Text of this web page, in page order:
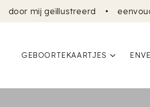
door mij geïllustreerd •
GEBOORTEKAARTJES